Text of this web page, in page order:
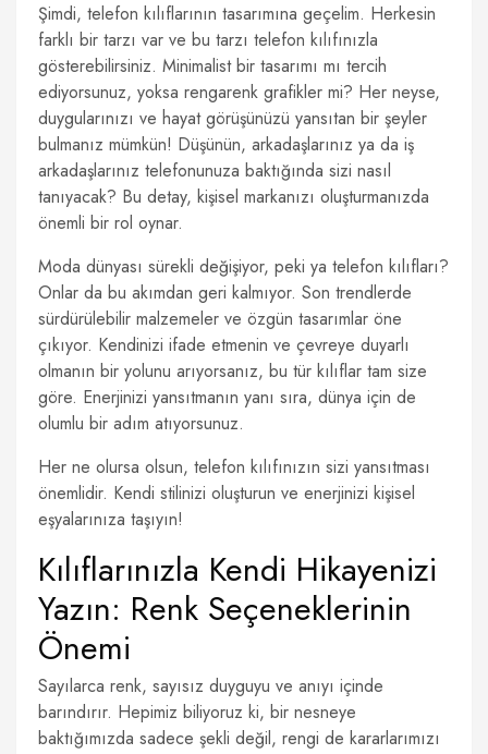
Şimdi, telefon kılıflarının tasarımına geçelim. Herkesin
farklı bir tarzı var ve bu tarzı telefon kılıfınızla
gösterebilirsiniz. Minimalist bir tasarımı mı tercih
ediyorsunuz, yoksa rengarenk grafikler mi? Her neyse,
duygularınızı ve hayat görüşünüzü yansıtan bir şeyler
bulmanız mümkün! Düşünün, arkadaşlarınız ya da iş
arkadaşlarınız telefonunuza baktığında sizi nasıl
tanıyacak? Bu detay, kişisel markanızı oluşturmanızda
önemli bir rol oynar.
Moda dünyası sürekli değişiyor, peki ya telefon kılıfları?
Onlar da bu akımdan geri kalmıyor. Son trendlerde
sürdürülebilir malzemeler ve özgün tasarımlar öne
çıkıyor. Kendinizi ifade etmenin ve çevreye duyarlı
olmanın bir yolunu arıyorsanız, bu tür kılıflar tam size
göre. Enerjinizi yansıtmanın yanı sıra, dünya için de
olumlu bir adım atıyorsunuz.
Her ne olursa olsun, telefon kılıfınızın sizi yansıtması
önemlidir. Kendi stilinizi oluşturun ve enerjinizi kişisel
eşyalarınıza taşıyın!
Kılıflarınızla Kendi Hikayenizi
Yazın: Renk Seçeneklerinin
Önemi
Sayılarca renk, sayısız duyguyu ve anıyı içinde
barındırır. Hepimiz biliyoruz ki, bir nesneye
baktığımızda sadece şekli değil, rengi de kararlarımızı